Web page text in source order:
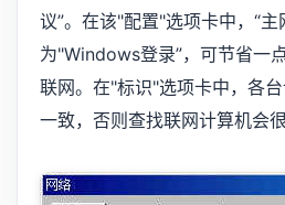
议”。在该"配置"选项卡中，“
为"Windows登录”，可节省一
联网。在"标识"选项卡中，各
一致，否则查找联网计算机会很